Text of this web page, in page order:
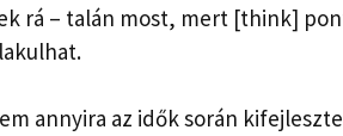
rá – talán most, mert [think]
annyira az idők során